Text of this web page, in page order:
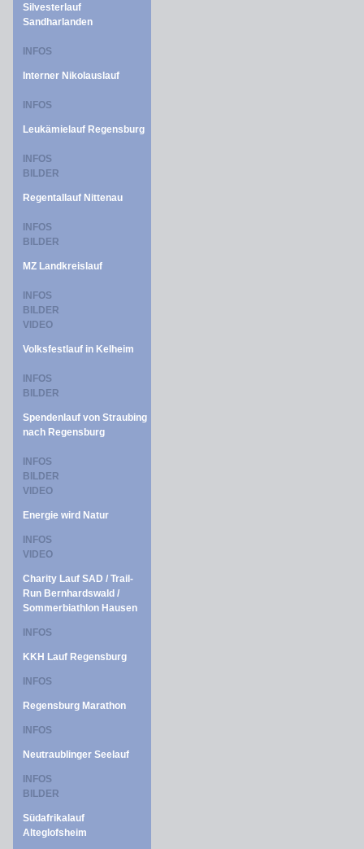
Silvesterlauf
Sandharlanden
INFOS
Interner Nikolauslauf
INFOS
Leukämielauf Regensburg
INFOS
BILDER
Regentallauf Nittenau
INFOS
BILDER
MZ Landkreislauf
INFOS
BILDER
VIDEO
Volksfestlauf in Kelheim
INFOS
BILDER
Spendenlauf von Straubing
nach Regensburg
INFOS
BILDER
VIDEO
Energie wird Natur
INFOS
VIDEO
Charity Lauf SAD / Trail-
Run Bernhardswald /
Sommerbiathlon Hausen
INFOS
KKH Lauf Regensburg
INFOS
Regensburg Marathon
INFOS
Neutraublinger Seelauf
INFOS
BILDER
Südafrikalauf
Alteglofsheim